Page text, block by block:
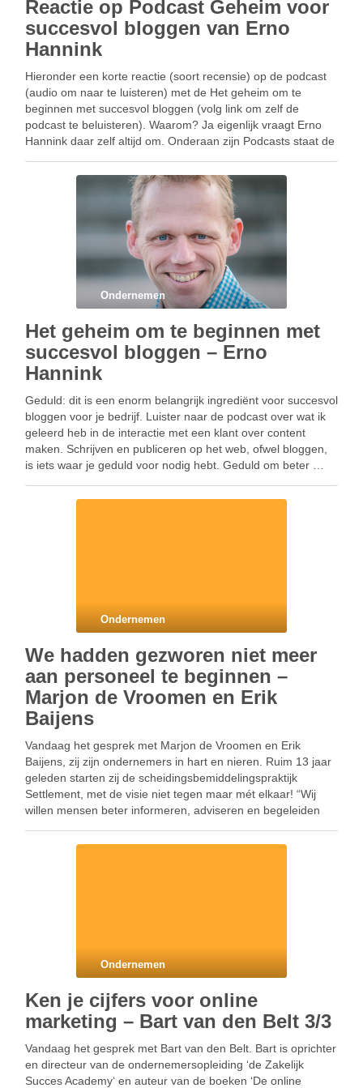
Reactie op Podcast Geheim voor
succesvol bloggen van Erno
Hannink
Hieronder een korte reactie (soort recensie) op de podcast
(audio om naar te luisteren) met de Het geheim om te
beginnen met succesvol bloggen (volg link om zelf de
podcast te beluisteren). Waarom? Ja eigenlijk vraagt Erno
Hannink daar zelf altijd om. Onderaan zijn Podcasts staat de
Ondernemen
Het geheim om te beginnen met
succesvol bloggen – Erno
Hannink
Geduld: dit is een enorm belangrijk ingrediënt voor succesvol
bloggen voor je bedrijf. Luister naar de podcast over wat ik
geleerd heb in de interactie met een klant over content
maken. Schrijven en publiceren op het web, ofwel bloggen,
is iets waar je geduld voor nodig hebt. Geduld om beter …
Ondernemen
We hadden gezworen niet meer
aan personeel te beginnen –
Marjon de Vroomen en Erik
Baijens
Vandaag het gesprek met Marjon de Vroomen en Erik
Baijens, zij zijn ondernemers in hart en nieren. Ruim 13 jaar
geleden starten zij de scheidingsbemiddelingspraktijk
Settlement, met de visie niet tegen maar mét elkaar! “Wij
willen mensen beter informeren, adviseren en begeleiden
Ondernemen
Ken je cijfers voor online
marketing – Bart van den Belt 3/3
Vandaag het gesprek met Bart van den Belt. Bart is oprichter
en directeur van de ondernemersopleiding ‘de Zakelijk
Succes Academy‘ en auteur van de boeken ‘De online